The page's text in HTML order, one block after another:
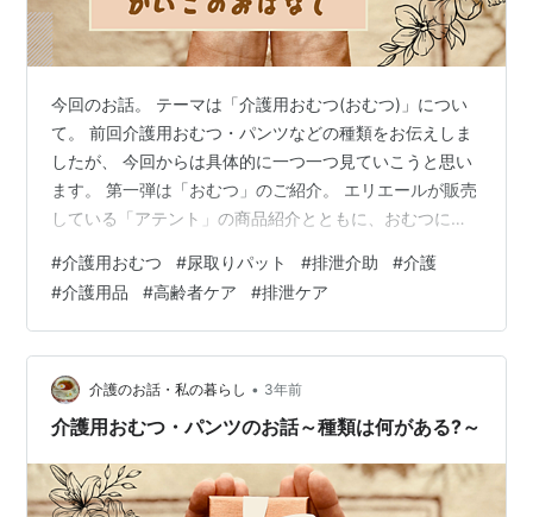
今回のお話。 テーマは「介護用おむつ(おむつ)」につい
て。 前回介護用おむつ・パンツなどの種類をお伝えしま
したが、 今回からは具体的に一つ一つ見ていこうと思い
ます。 第一弾は「おむつ」のご紹介。 エリエールが販売
している「アテント」の商品紹介とともに、おむつにつ
用おむつの事を「テープ止めタイプ」という品名で販売
されていますが、今回は「おむつ」と呼ばせていただき
ますね。 【目次】 おむつはどんな時に使う? おむつのサ
イズの選び方 排泄ケアのポイント アテント商品の紹介
おむつ 尿取りパット まとめ おむつはどんな時に使う? ま
ず、おむつはどうい…
#介護用おむつ #尿取りパット #排泄介助 #介護
#介護用品 #高齢者ケア #排泄ケア
介護のお話・私の暮らし • 3年前
介護用おむつ・パンツのお話～種類は何がある?～